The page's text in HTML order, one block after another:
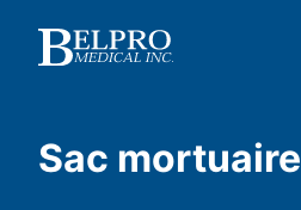
Sac mortuaire